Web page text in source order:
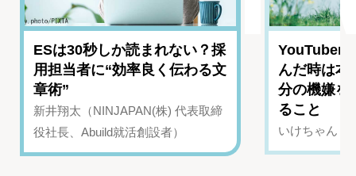
ESは30秒しか読まれない？採
用担当者に“効率良く伝わる文
章術”
新井翔太（NINJAPAN(株) 代表取締
役社長、Abuild就活創設者）
YouTuber
んだ時は
分の機嫌を
ること
いけちゃん（